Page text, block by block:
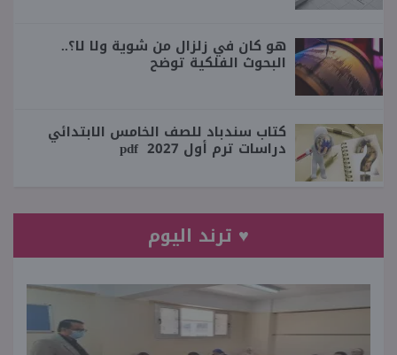
هو كان في زلزال من شوية ولا لا؟..
البحوث الفلكية توضح
كتاب سندباد للصف الخامس الابتدائي
دراسات ترم أول 2027 pdf
♥ ترند اليوم